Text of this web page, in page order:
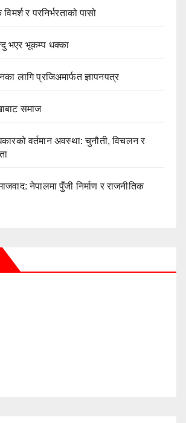
र परनिर्भरताको पासो
भएर भूकम्प धक्का
लागि प्रजिअमार्फत ज्ञापनपत्र
समाज
वर्तमान अवस्था: चुनौती, विचलन र
नेपालमा पुँजी निर्माण र राजनीतिक